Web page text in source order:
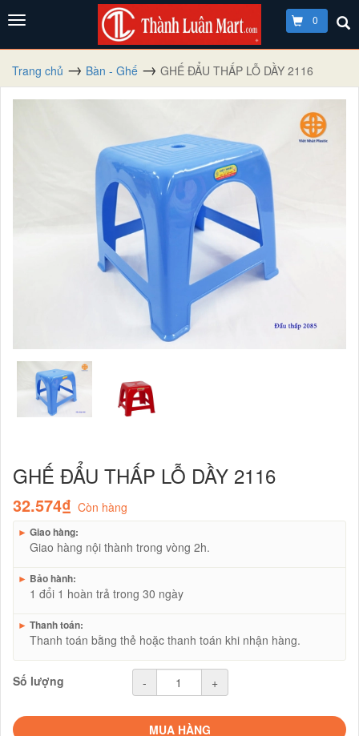
0
Trang chủ Bàn - Ghế GHẾ ĐẨU THẤP LỖ DẦY 2116
GHẾ ĐẨU THẤP LỖ DẦY 2116
32.574₫ Còn hàng
► Giao hàng:
Giao hàng nội thành trong vòng 2h.
► Bảo hành:
1 đổi 1 hoàn trả trong 30 ngày
► Thanh toán:
Thanh toán bằng thẻ hoặc thanh toán khi nhận hàng.
Số lượng - +
MUA HÀNG